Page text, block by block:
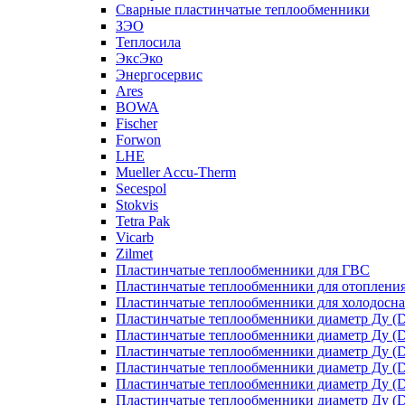
Сварные пластинчатые теплообменники
ЗЭО
Теплосила
ЭксЭко
Энергосервис
Ares
BOWA
Fischer
Forwon
LHE
Mueller Accu-Therm
Secespol
Stokvis
Tetra Pak
Vicarb
Zilmet
Пластинчатые теплообменники для ГВС
Пластинчатые теплообменники для
Пластинчатые теплообменники для
Пластинчатые теплообменники диаметр Ду
Пластинчатые теплообменники диаметр Ду
Пластинчатые теплообменники диаметр Ду
Пластинчатые теплообменники диаметр Ду
Пластинчатые теплообменники диаметр Ду
Пластинчатые теплообменники диаметр Ду